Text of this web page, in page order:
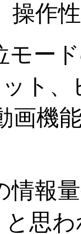
操作
ー
ト
画機
報
と思